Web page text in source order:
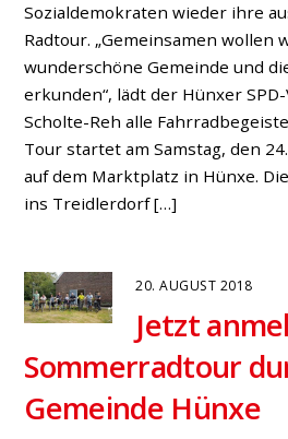
Sozialdemokraten wieder ihre
Radtour. „Gemeinsamen wollen
wunderschöne Gemeinde und
erkunden“, lädt der Hünxer
Scholte-Reh alle
Tour startet am Samstag, den
auf dem Marktplatz in Hünxe.
ins Treidlerdorf […]
20. AUGUST 2018
Jetzt
Sommerradtour
Gemeinde Hünxe